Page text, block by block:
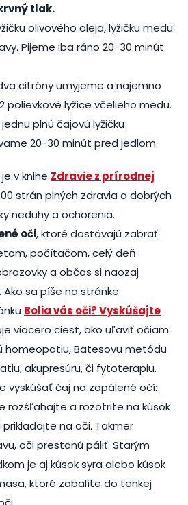
tlak.
olivového oleja, lyžičku medu
Pijeme iba ráno 20-30 minút
citróny umyjeme a najemno
polievkové lyžice včelieho medu.
plnú čajovú lyžičku
20-30 minút pred jedlom.
v knihe Zdravie z prírodnej
strán plných zdravia a dobrých
neduhy a ochorenia.
oči, ktoré dostávajú zabrať
počítačom, celý deň
a občas si naozaj
sa píše na stránke
Bolia vás oči? Vyskúšajte
viacero ciest, ako uľaviť očiam.
homeopatiu, Batesovu metódu
akupresúru, či fytoterapiu.
vyskúšať čaj na zapálené očí:
rozšľahajte a rozotrite na kúsok
na oči. Takmer
oči prestanú páliť. Starým
je aj kúsok syra alebo kúsok
ktoré zabalíte do tenkej